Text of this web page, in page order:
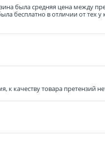
была средняя цена
бесплатно в отличии от
к качеству товара претензий